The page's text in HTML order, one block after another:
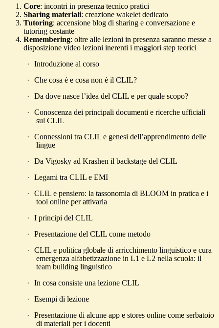
Core: incontri in presenza tecnico pratici
Sharing materiali: creazione wakelet dedicato
Tutoring: accensione blog di sharing e conversazione e
tutoring costante
Remembering: oltre alle lezioni in presenza saranno messe a
disposizione video lezioni inerenti i maggiori step teorici
·
Introduzione al corso
·
Che cosa è e cosa non è il CLIL?
·
Da dove nasce l’idea del CLIL e per quale scopo?
·
Conoscenza dei principali documenti e ricerche ufficiali
sul CLIL
·
Connessioni tra CLIL e genesi dell’apprendimento delle
lingue
·
Da Vigosky ad Krashen il backstage del CLIL
·
Legami tra CLIL e EMI
·
CLIL e pensiero: la tassonomia di BLOOM in pratica e i
tool online per attivarla
·
I principi del CLIL
·
Presentazione del CLIL come metodo
·
CLIL e politica globale di arricchimento linguistico e cura
emergenza alfabetizzazione in L1 e L2 nella scuola: il
team building linguistico
·
In cosa consiste una lezione CLIL
·
Esempi di lezione
·
Presentazione di alcune app e stores online come serbatoio
di materiali per i docenti